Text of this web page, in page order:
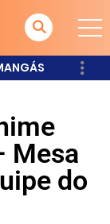
Mesa
do